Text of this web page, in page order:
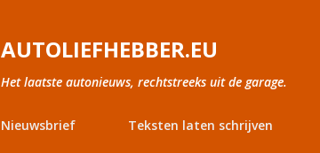
AUTOLIEFHEBBER.EU
Het laatste autonieuws, rechtstreeks uit de garage.
Nieuwsbrief Teksten laten schrijven